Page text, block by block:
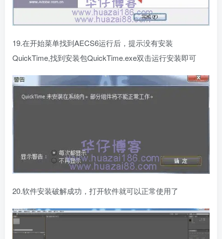
19.在开始菜单找到AECS6运行后，提示没有安装
QuickTime,找到安装包QuickTime.exe双击运行安装即可
20.软件安装破解成功，打开软件就可以正常使用了